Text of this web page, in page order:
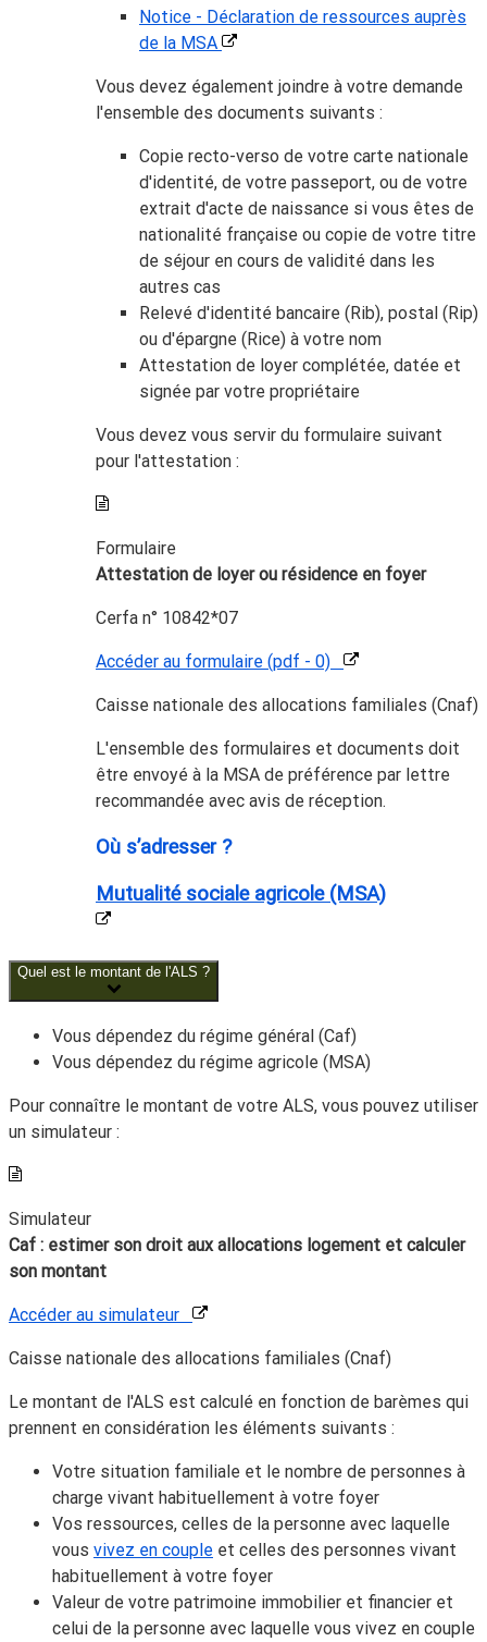
Notice - Déclaration de ressources auprès
de la MSA
Vous devez également joindre à votre demande
l'ensemble des documents suivants :
Copie recto-verso de votre carte nationale
d'identité, de votre passeport, ou de votre
extrait d'acte de naissance si vous êtes de
nationalité française ou copie de votre titre
de séjour en cours de validité dans les
autres cas
Relevé d'identité bancaire (Rib), postal (Rip)
ou d'épargne (Rice) à votre nom
Attestation de loyer complétée, datée et
signée par votre propriétaire
Vous devez vous servir du formulaire suivant
pour l'attestation :
Formulaire
Attestation de loyer ou résidence en foyer
Cerfa n° 10842*07
Accéder au formulaire (pdf - 0)
Caisse nationale des allocations familiales (Cnaf)
L'ensemble des formulaires et documents doit
être envoyé à la MSA de préférence par lettre
recommandée avec avis de réception.
Où s’adresser ?
Mutualité sociale agricole (MSA)
Quel est le montant de l'ALS ?
Vous dépendez du régime général (Caf)
Vous dépendez du régime agricole (MSA)
Pour connaître le montant de votre ALS, vous pouvez utiliser
un simulateur :
Simulateur
Caf : estimer son droit aux allocations logement et calculer
son montant
Accéder au simulateur
Caisse nationale des allocations familiales (Cnaf)
Le montant de l'ALS est calculé en fonction de barèmes qui
prennent en considération les éléments suivants :
Votre situation familiale et le nombre de personnes à
charge vivant habituellement à votre foyer
Vos ressources, celles de la personne avec laquelle
vous vivez en couple et celles des personnes vivant
habituellement à votre foyer
Valeur de votre patrimoine immobilier et financier et
celui de la personne avec laquelle vous vivez en couple